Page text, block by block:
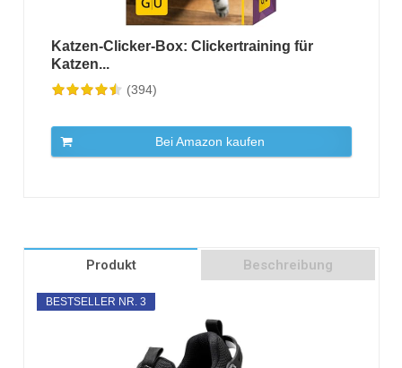
Katzen-Clicker-Box: Clickertraining für
Katzen...
(394)
Bei Amazon kaufen
Produkt Beschreibung
BESTSELLER NR. 3